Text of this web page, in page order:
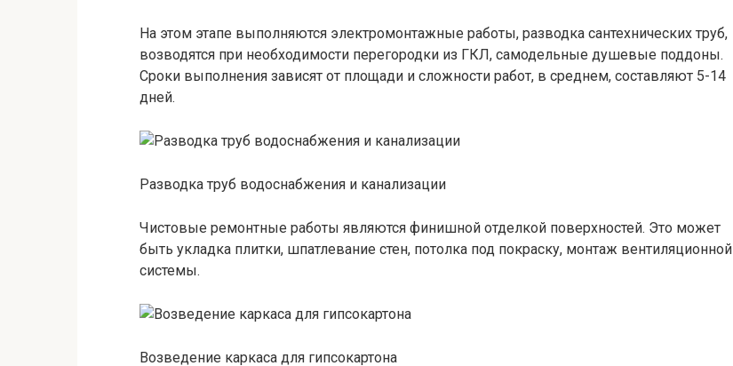
На этом этапе выполняются электромонтажные работы, разводка сантехнических труб,
возводятся при необходимости перегородки из ГКЛ, самодельные душевые поддоны.
Сроки выполнения зависят от площади и сложности работ, в среднем, составляют 5-14
дней.
Разводка труб водоснабжения и канализации
Чистовые ремонтные работы являются финишной отделкой поверхностей. Это может
быть укладка плитки, шпатлевание стен, потолка под покраску, монтаж вентиляционной
системы.
Возведение каркаса для гипсокартона